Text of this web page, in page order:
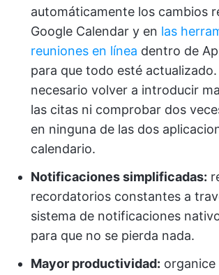
automáticamente los cambios
Google Calendar y en las
reuniones en línea dentro de
para que todo esté
necesario volver a introducir
las citas ni comprobar dos
en ninguna de las dos
calendario.
Notificaciones simplificadas:
recordatorios constantes a
sistema de notificaciones
para que no se pierda nada.
Mayor productividad: organice